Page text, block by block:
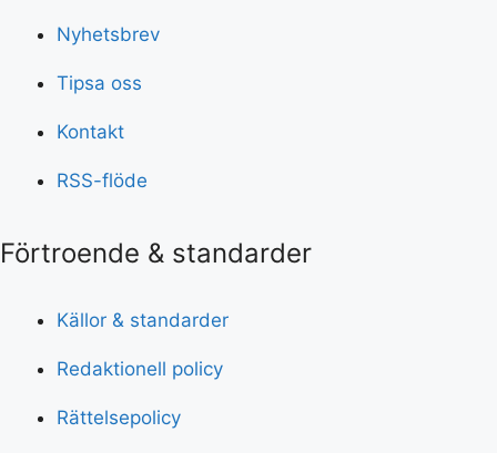
Nyhetsbrev
Tipsa oss
Kontakt
RSS-flöde
Förtroende & standarder
Källor & standarder
Redaktionell policy
Rättelsepolicy